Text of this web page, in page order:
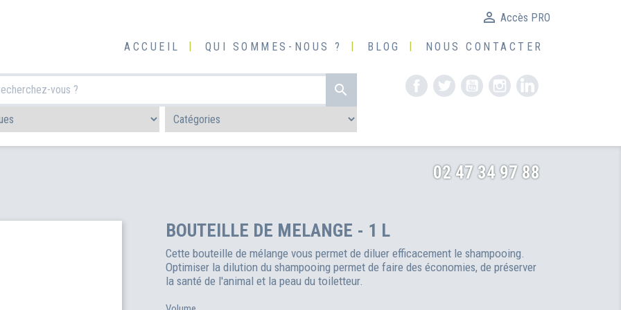
 Accès PRO
ACCUEIL QUI SOMMES-NOUS ? BLOG NOUS CONTACTER

FacebookTwitter YouTubeInstagram
02 47 34 97 88
BOUTEILLE DE MELANGE - 1 L
Cette bouteille de mélange vous permet de diluer efficacement le shampooing.
Optimiser la dilution du shampooing permet de faire des économies, de préserver
la santé de l'animal et la peau du toiletteur.